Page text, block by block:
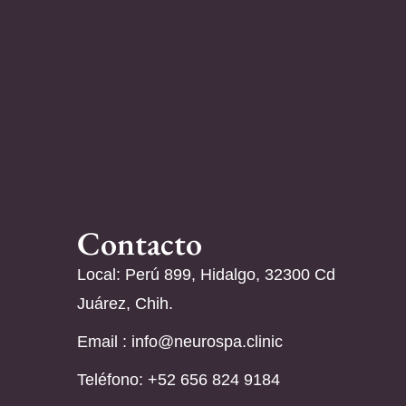
Contacto
Local: Perú 899, Hidalgo, 32300 Cd
Juárez, Chih.
Email : info@neurospa.clinic
Teléfono: ‪+52 656 824 9184‬